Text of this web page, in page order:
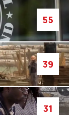
55
39
31